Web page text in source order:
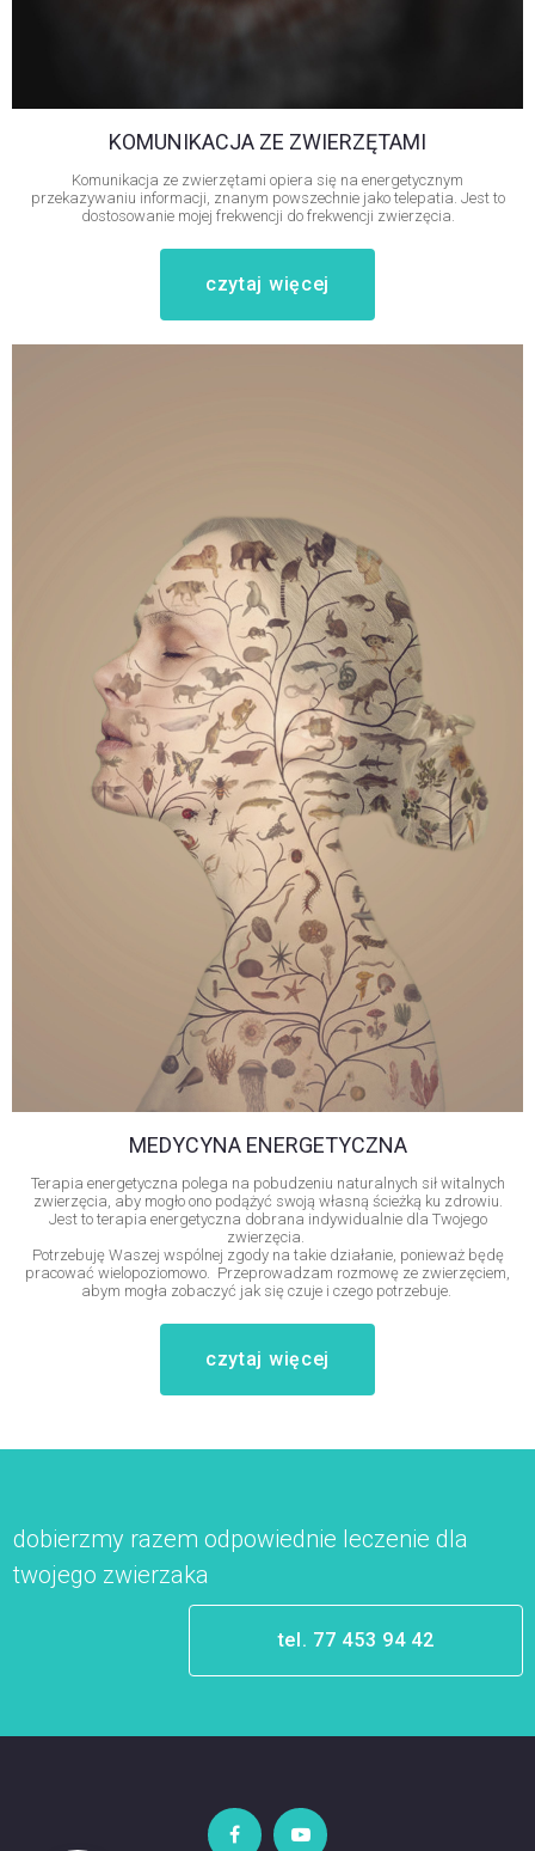
KOMUNIKACJA ZE ZWIERZĘTAMI
Komunikacja ze zwierzętami opiera się na energetycznym
przekazywaniu informacji, znanym powszechnie jako telepatia. Jest to
dostosowanie mojej frekwencji do frekwencji zwierzęcia.
czytaj więcej
MEDYCYNA ENERGETYCZNA
Terapia energetyczna polega na pobudzeniu naturalnych sił witalnych
zwierzęcia, aby mogło ono podążyć swoją własną ścieżką ku zdrowiu.
Jest to terapia energetyczna dobrana indywidualnie dla Twojego
zwierzęcia.
Potrzebuję Waszej wspólnej zgody na takie działanie, ponieważ będę
pracować wielopoziomowo. Przeprowadzam rozmowę ze zwierzęciem,
abym mogła zobaczyć jak się czuje i czego potrzebuje.
czytaj więcej
dobierzmy razem odpowiednie leczenie dla
twojego zwierzaka
tel. 77 453 94 42
 